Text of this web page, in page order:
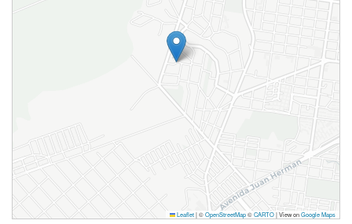
Leaflet|©OpenStreetMap©CARTO| View onGoogle Maps